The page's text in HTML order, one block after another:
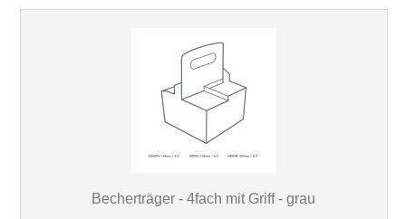
Becherträger - 4fach mit Griff - grau